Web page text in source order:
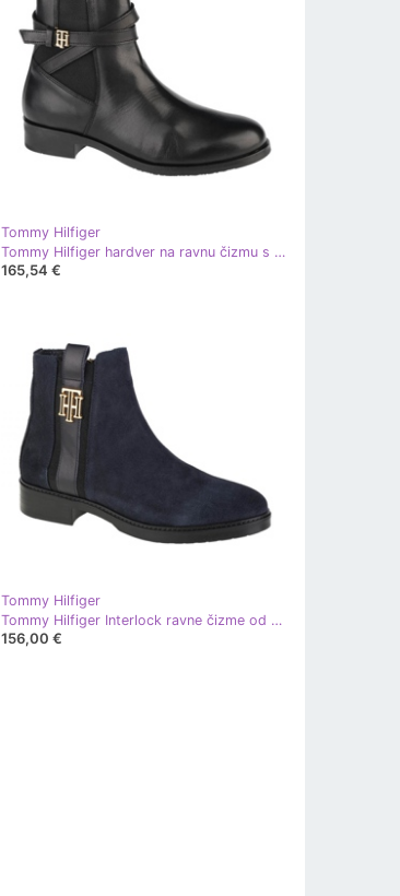
Tommy Hilfiger
Tommy Hilfiger hardver na ravnu čizmu s remenom W FW0FW05967-BDS crna
165,54 €
Tommy Hilfiger
Tommy Hilfiger Interlock ravne čizme od antilopa W FW0FW05184-DW5 tamnoplava
156,00 €